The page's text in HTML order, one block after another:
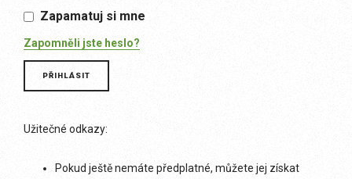
Zapamatuj si mne
Zapomněli jste heslo?
Užitečné odkazy:
Pokud ještě nemáte předplatné, můžete jej získat